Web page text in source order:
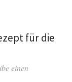
für die
einen